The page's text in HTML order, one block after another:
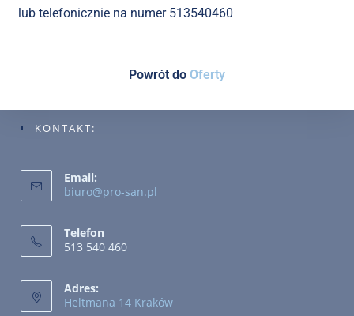
lub telefonicznie na numer 513540460
Powrót do Oferty
KONTAKT:
Email:
biuro@pro-san.pl
Telefon
513 540 460
Adres:
Heltmana 14 Kraków